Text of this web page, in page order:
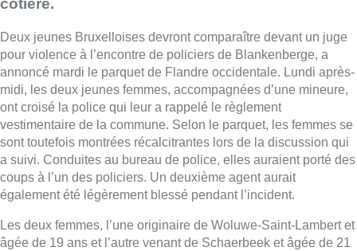
Deux jeunes Bruxelloises devront comparaître devant un juge
pour violence à l’encontre de policiers de Blankenberge, a
annoncé mardi le parquet de Flandre occidentale. Lundi après-
midi, les deux jeunes femmes, accompagnées d’une mineure,
ont croisé la police qui leur a rappelé le règlement
vestimentaire de la commune. Selon le parquet, les femmes se
sont toutefois montrées récalcitrantes lors de la discussion qui
a suivi. Conduites au bureau de police, elles auraient porté des
coups à l’un des policiers. Un deuxième agent aurait
également été légèrement blessé pendant l’incident.
Les deux femmes, l’une originaire de Woluwe-Saint-Lambert et
âgée de 19 ans et l’autre venant de Schaerbeek et âgée de 21